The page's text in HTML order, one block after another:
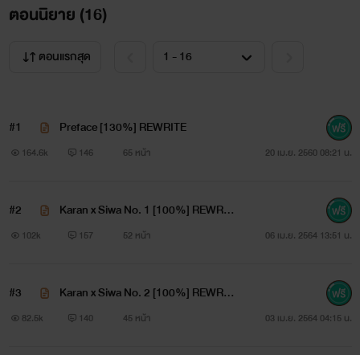
เขาเหมือนผู้ชายต้องคำสาป รักใครชอบใคร คนๆ นั้นต้องมีอัน
เป็นไป
รักครั้งที่สามเหมือนจะเป็นไปได้สวย เขาภาวนาไม่ให้มีเรื่องเลว
สุดท้ายคำภาวนาของผู้ชายคนหนึ่งไม่เกิดผล เจ้าสาวของเขาจาก
ไปด้วยร่างกายโชกเลือด
ให้กับชายหนุ่มซึ่งเป็นต้นเหตุที่ทำให้รักครั้งที่สามต้องพบจุดจบ
ตอนนิยาย (16)
ตอนแรกสุด
#1 Preface [130%] REWRITE
164.6k 146 65 หน้า 20 เม.ย. 2560 08:21 น.
#2
Karan x Siwa No. 1 [100%] REWRIT
102k 157 52 หน้า 06 เม.ย. 2564 13:51 น.
#3
Karan x Siwa No. 2 [100%] REWRIT
82.5k 140 45 หน้า 03 เม.ย. 2564 04:15 น.